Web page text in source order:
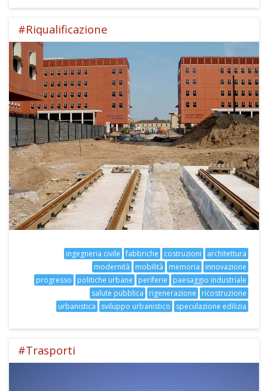
#Riqualificazione
architettura
costruzioni
fabbriche
ingegneria civile
innovazione
memoria
mobilità
modernità
paesaggio industriale
periferie
politiche urbane
progresso
ricostruzione
rigenerazione
salute pubblica
speculazione edilizia
sviluppo urbanistico
urbanistica
#Trasporti